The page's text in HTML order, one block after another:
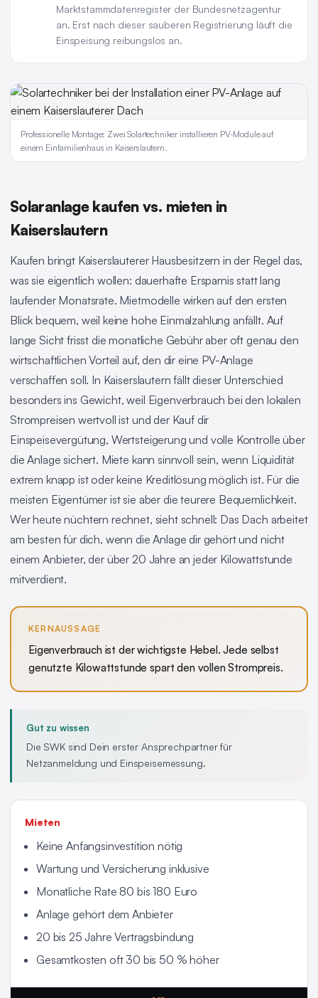
Marktstammdatenregister der Bundesnetzagentur
an. Erst nach dieser sauberen Registrierung läuft die
Einspeisung reibungslos an.
Professionelle Montage: Zwei Solartechniker installieren PV-Module auf
einem Einfamilienhaus in Kaiserslautern.
Solaranlage kaufen vs. mieten in
Kaiserslautern
Kaufen bringt Kaiserslauterer Hausbesitzern in der Regel das,
was sie eigentlich wollen: dauerhafte Ersparnis statt lang
laufender Monatsrate. Mietmodelle wirken auf den ersten
Blick bequem, weil keine hohe Einmalzahlung anfällt. Auf
lange Sicht frisst die monatliche Gebühr aber oft genau den
wirtschaftlichen Vorteil auf, den dir eine PV-Anlage
verschaffen soll. In Kaiserslautern fällt dieser Unterschied
besonders ins Gewicht, weil Eigenverbrauch bei den lokalen
Strompreisen wertvoll ist und der Kauf dir
Einspeisevergütung, Wertsteigerung und volle Kontrolle über
die Anlage sichert. Miete kann sinnvoll sein, wenn Liquidität
extrem knapp ist oder keine Kreditlösung möglich ist. Für die
meisten Eigentümer ist sie aber die teurere Bequemlichkeit.
Wer heute nüchtern rechnet, sieht schnell: Das Dach arbeitet
am besten für dich, wenn die Anlage dir gehört und nicht
einem Anbieter, der über 20 Jahre an jeder Kilowattstunde
mitverdient.
KERNAUSSAGE
Eigenverbrauch ist der wichtigste Hebel. Jede selbst
genutzte Kilowattstunde spart den vollen Strompreis.
Gut zu wissen
Die SWK sind Dein erster Ansprechpartner für
Netzanmeldung und Einspeisemessung.
Mieten
Keine Anfangsinvestition nötig
Wartung und Versicherung inklusive
Monatliche Rate 80 bis 180 Euro
Anlage gehört dem Anbieter
20 bis 25 Jahre Vertragsbindung
Gesamtkosten oft 30 bis 50 % höher